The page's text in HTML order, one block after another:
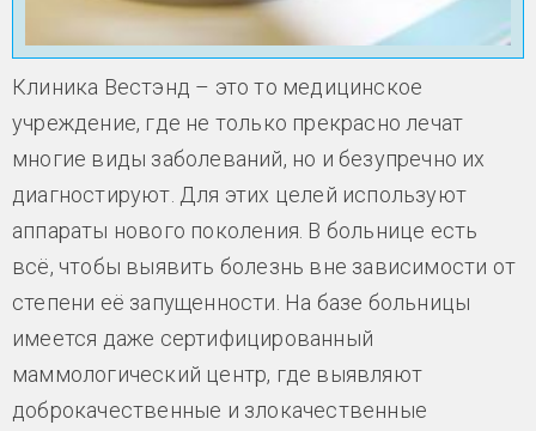
Клиника Вестэнд – это то медицинское
учреждение, где не только прекрасно лечат
многие виды заболеваний, но и безупречно их
диагностируют. Для этих целей используют
аппараты нового поколения. В больнице есть
всё, чтобы выявить болезнь вне зависимости от
степени её запущенности. На базе больницы
имеется даже сертифицированный
маммологический центр, где выявляют
доброкачественные и злокачественные